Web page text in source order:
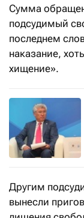
Сумма
подсудимый
последнем
наказание,
хищение».
Другим
вынесли